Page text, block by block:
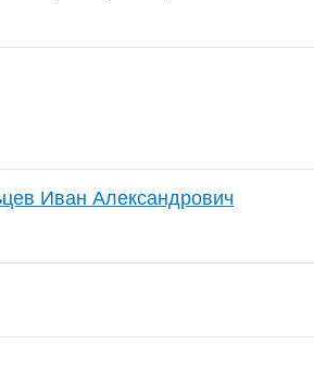
Иван Александрович